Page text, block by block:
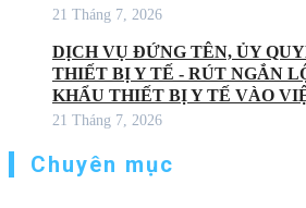
21 Tháng 7, 2026
DỊCH VỤ ĐỨNG TÊN, ỦY
THIẾT BỊ Y TẾ - RÚT NGẮN
KHẨU THIẾT BỊ Y TẾ VÀO
21 Tháng 7, 2026
Chuyên mục